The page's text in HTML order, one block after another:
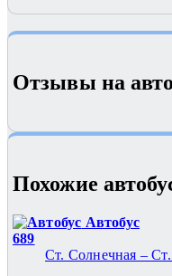
Отзывы на
Похожие
Автобус
689
Ст. Солнечная –